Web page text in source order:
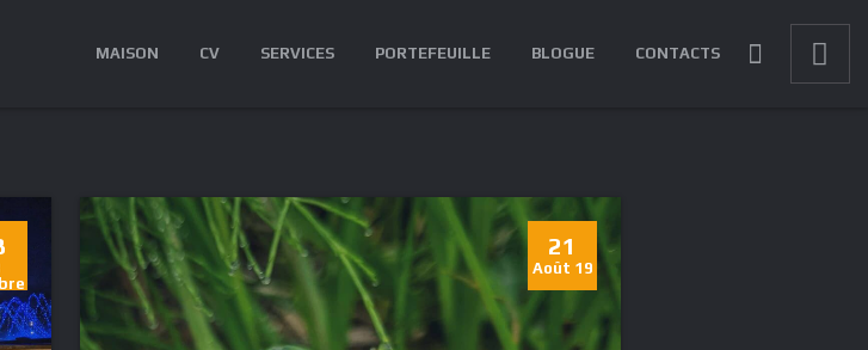
MAISON CV SERVICES PORTEFEUILLE BLOGUE CONTACTS
21
Août 19